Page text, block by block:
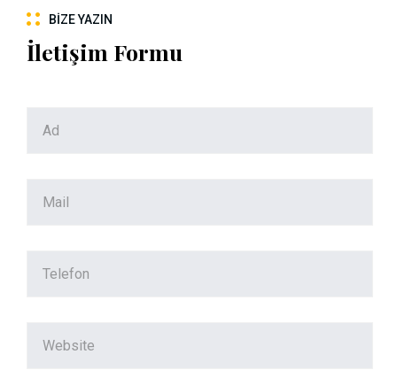
BIZE YAZIN
İletişim Formu